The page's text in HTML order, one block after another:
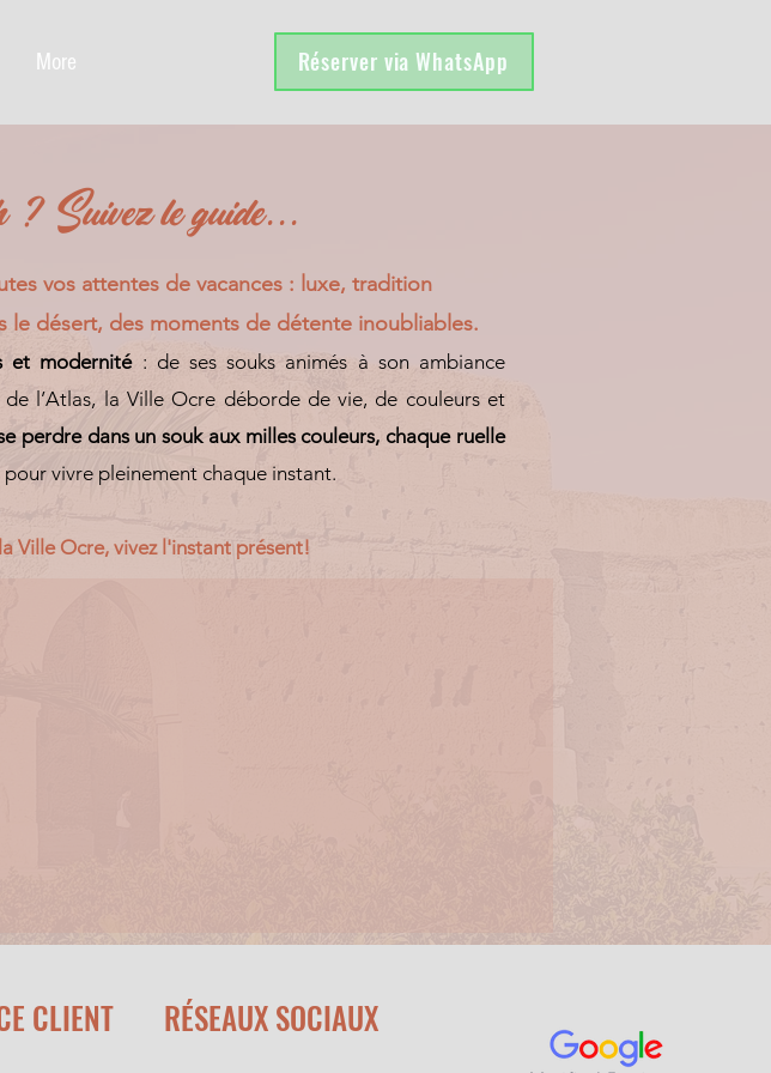
More Réserver via WhatsApp
Suivez le guide...
vos attentes de vacances : luxe, tradition
le désert, des moments de détente inoubliables.
et modernité: de ses souks animés à son ambiance
l’Atlas, la Ville Ocre déborde de vie, de couleurs et
perdre dans un souk aux milles couleurs, chaque ruelle
vivre pleinement chaque instant.
Ville Ocre, vivez l'instant présent!
CLIENT RÉSEAUX SOCIAUX